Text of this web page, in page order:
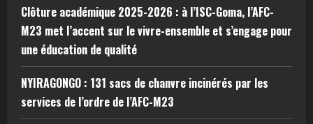
Clôture académique 2025-2026 : à l’ISC-Goma, l’AFC-
M23 met l’accent sur le vivre-ensemble et s’engage pour
une éducation de qualité
NYIRAGONGO : 131 sacs de chanvre incinérés par les
services de l’ordre de l’AFC-M23